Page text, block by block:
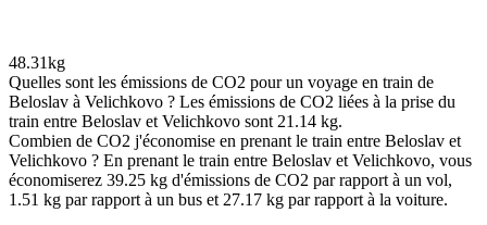
48.31kg
Quelles sont les émissions de CO2 pour un voyage en train de
Beloslav à Velichkovo ? Les émissions de CO2 liées à la prise du
train entre Beloslav et Velichkovo sont 21.14 kg.
Combien de CO2 j'économise en prenant le train entre Beloslav et
Velichkovo ? En prenant le train entre Beloslav et Velichkovo, vous
économiserez 39.25 kg d'émissions de CO2 par rapport à un vol,
1.51 kg par rapport à un bus et 27.17 kg par rapport à la voiture.